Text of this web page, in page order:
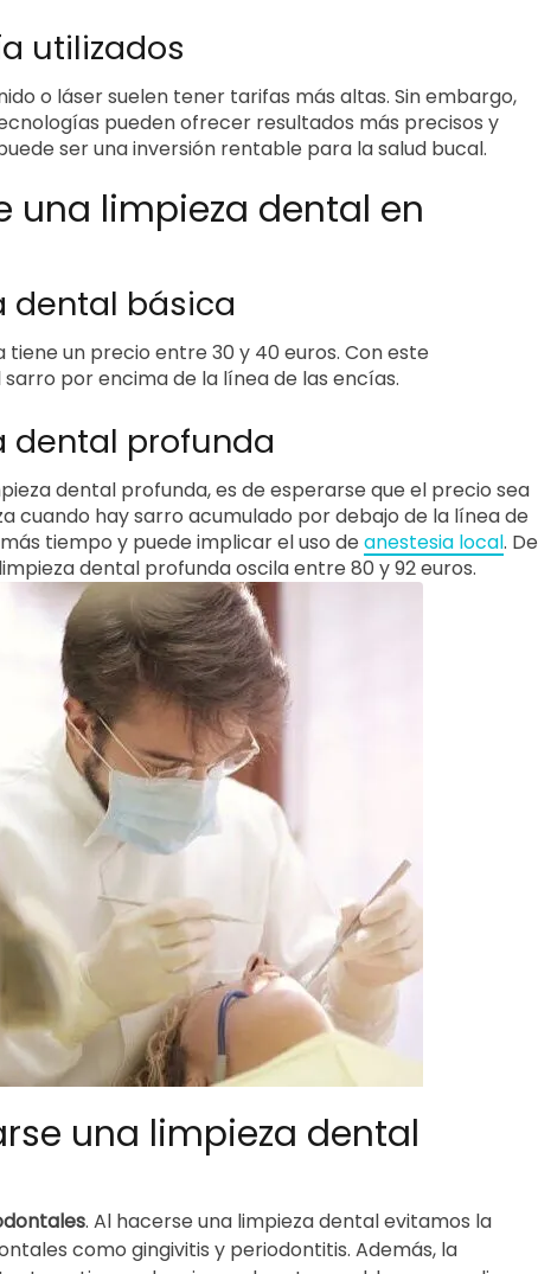
utilizados
o láser suelen tener tarifas más altas. Sin embargo,
pueden ofrecer resultados más precisos y
ser una inversión rentable para la salud bucal.
una limpieza dental en
dental básica
un precio entre 30 y 40 euros. Con este
por encima de la línea de las encías.
dental profunda
dental profunda, es de esperarse que el precio sea
cuando hay sarro acumulado por debajo de la línea de
tiempo y puede implicar el uso de anestesia local. De
dental profunda oscila entre 80 y 92 euros.
una limpieza dental
. Al hacerse una limpieza dental evitamos la
como gingivitis y periodontitis. Además, la